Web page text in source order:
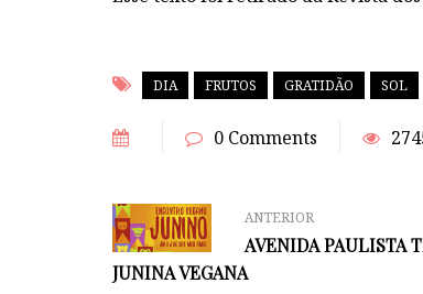
DIA FRUTOS GRATIDÃO SOL
0 Comments
ANTERIOR
AVENIDA PAULISTA
JUNINA VEGANA